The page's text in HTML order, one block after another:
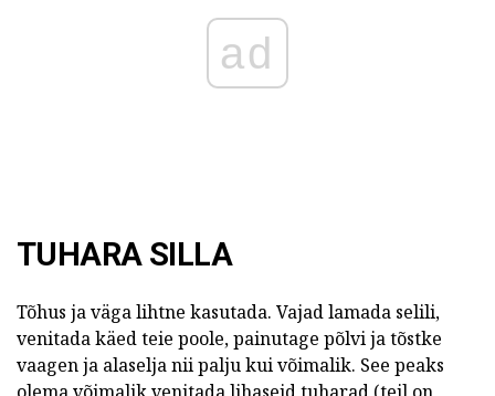
ad
TUHARA SILLA
Tõhus ja väga lihtne kasutada. Vajad lamada selili,
venitada käed teie poole, painutage põlvi ja tõstke
vaagen ja alaselja nii palju kui võimalik. See peaks